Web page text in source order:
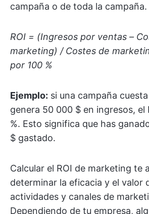
campaña o de toda la campaña.
ROI = (Ingresos por ventas –
marketing) / Costes de
por 100 %
Ejemplo: si una campaña
genera 50 000 $ en ingresos, el
%. Esto significa que has
$ gastado.
Calcular el ROI de marketing te
determinar la eficacia y el valor
actividades y canales de
Dependiendo de tu empresa,